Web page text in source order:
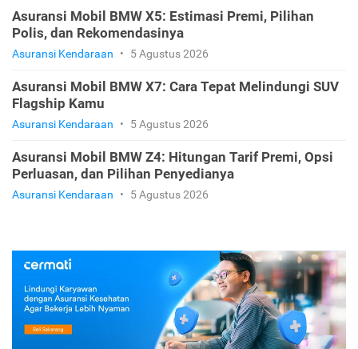
Asuransi Mobil BMW X5: Estimasi Premi, Pilihan
Polis, dan Rekomendasinya
Asuransi Kendaraan • 5 Agustus 2026
Asuransi Mobil BMW X7: Cara Tepat Melindungi SUV
Flagship Kamu
Asuransi Kendaraan • 5 Agustus 2026
Asuransi Mobil BMW Z4: Hitungan Tarif Premi, Opsi
Perluasan, dan Pilihan Penyedianya
Asuransi Kendaraan • 5 Agustus 2026